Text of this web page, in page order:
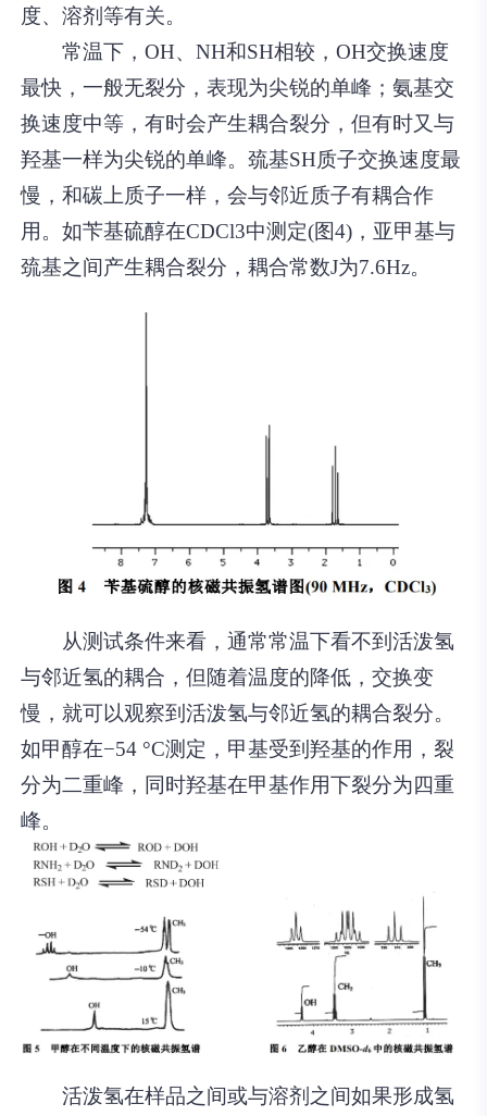
度、溶剂等有关。
常温下，OH、NH和SH相较，OH交换速度
最快，一般无裂分，表现为尖锐的单峰；氨基交
换速度中等，有时会产生耦合裂分，但有时又与
羟基一样为尖锐的单峰。巯基SH质子交换速度最
慢，和碳上质子一样，会与邻近质子有耦合作
用。如苄基硫醇在CDCl3中测定(图4)，亚甲基与
巯基之间产生耦合裂分，耦合常数J为7.6Hz。
从测试条件来看，通常常温下看不到活泼氢
与邻近氢的耦合，但随着温度的降低，交换变
慢，就可以观察到活泼氢与邻近氢的耦合裂分。
如甲醇在−54 °C测定，甲基受到羟基的作用，裂
分为二重峰，同时羟基在甲基作用下裂分为四重
峰。
活泼氢在样品之间或与溶剂之间如果形成氢